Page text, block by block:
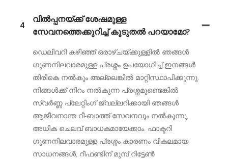
4
വിൽപ്പനയ്ക്ക് ശേഷമുള്ള
സേവനത്തെക്കുറിച്ച് കൂടുതൽ പറയാമോ?
ഡെലിവറി കഴിഞ്ഞ് ഒരാഴ്ചയ്ക്കുള്ളിൽ ഞങ്ങൾ
ഗുണനിലവാരമുള്ള പ്രശ്നം ഉപയോഗിച്ച് ഇനങ്ങൾ
തിരികെ നൽകും അല്ലെങ്കിൽ മാറ്റിസ്ഥാപിക്കുന്നു.
നിങ്ങൾക്ക് നിറം നൽകുന്ന പ്രശ്നമുണ്ടെങ്കിൽ
സ്വർണ്ണ പ്ലേറ്റിംഗ് ജ്വല്ലറിക്കായി ഞങ്ങൾ
ആജീവനാന്ത റീ-ബാത്ത് സേവനവും നൽകുന്നു,
അധിക ചെലവ് ബാധകമായേക്കാം. ഫാക്ടറി
ഗുണനിലവാരമുള്ള പ്രശ്നം കാരണം വികലമായ
സാധനങ്ങൾ, റീഫണ്ടിന് മുമ്പ് റിട്ടേൺ